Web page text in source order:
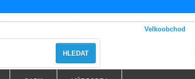
Velkoobchod
HLEDAT